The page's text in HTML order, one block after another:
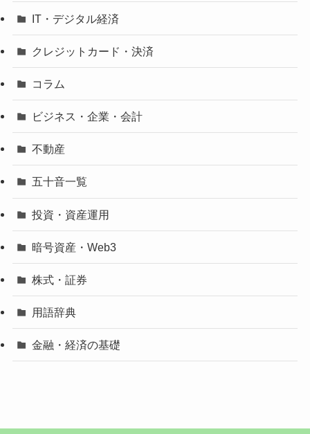
IT・デジタル経済
クレジットカード・決済
コラム
ビジネス・企業・会計
不動産
五十音一覧
投資・資産運用
暗号資産・Web3
株式・証券
用語辞典
金融・経済の基礎